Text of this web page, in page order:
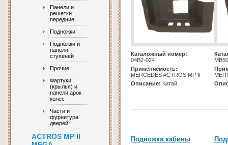
Панели и
решетки
передние
Подножки
Подножки и
панели
ступеней
Прочие
Фартуки
(крылья) и
панели арок
колес
Части и
фурнитура
дверей
ACTROS MP II
Каталожный номер:
04B2-024
Применяемость:
MERCEDES ACTROS MP II
Описание: Китай
Подножка кабины